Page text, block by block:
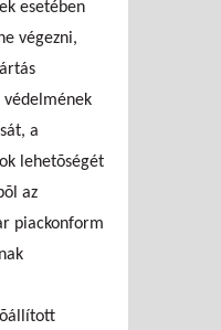
esetében
végezni,
a
lehetõségét
az
piackonform